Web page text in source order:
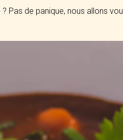
Pas de panique, nous allons